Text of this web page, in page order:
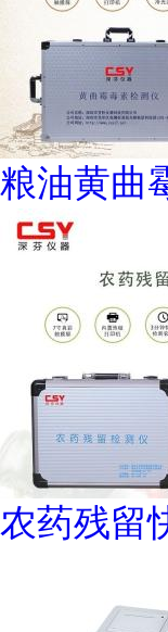
粮油黄曲
农药残留